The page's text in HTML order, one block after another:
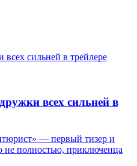
сильней в трейлере
всех сильней в
— первый тизер и
не полностью, приключенца